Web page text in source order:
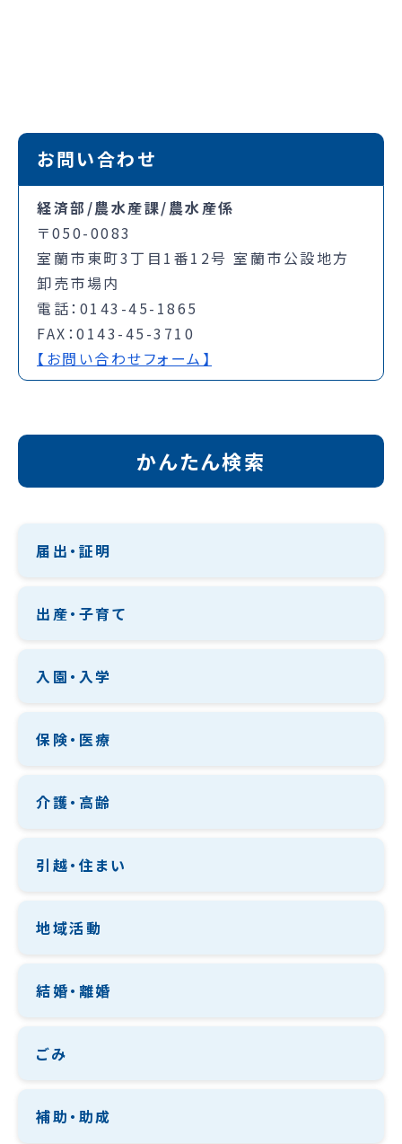
お問い合わせ
経済部/農水産課/農水産係
〒050-0083
室蘭市東町3丁目1番12号 室蘭市公設地方
卸売市場内
電話：0143-45-1865
FAX：0143-45-3710
【お問い合わせフォーム】
かんたん検索
届出・証明
出産・子育て
入園・入学
保険・医療
介護・高齢
引越・住まい
地域活動
結婚・離婚
ごみ
補助・助成